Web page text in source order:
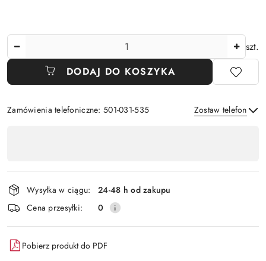
szt.
DODAJ DO KOSZYKA
Zamówienia telefoniczne: 501-031-535 Zostaw telefon
płatność
i
dostawa
Wysyłka w ciągu:
24-48 h od zakupu
Cena przesyłki:
0
Pobierz produkt do PDF